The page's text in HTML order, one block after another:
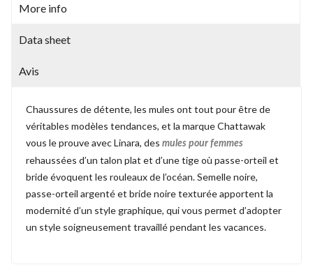
More info
Data sheet
Avis
Chaussures de détente, les mules ont tout pour être de
véritables modèles tendances, et la marque Chattawak
vous le prouve avec Linara, des mules pour femmes
rehaussées d’un talon plat et d’une tige où passe-orteil et
bride évoquent les rouleaux de l’océan. Semelle noire,
passe-orteil argenté et bride noire texturée apportent la
modernité d’un style graphique, qui vous permet d’adopter
un style soigneusement travaillé pendant les vacances.